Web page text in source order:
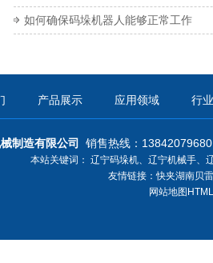
如何确保码垛机器人能够正常工作
产品展示 应用领域 行
制造有限公司 销售热线：
本站关键词： 辽宁码垛机、 辽宁机械手、
友情链接：快夹湖南贝
网站地图HTML